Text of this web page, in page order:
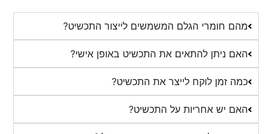
מהם חומרי הגלם המשמשים לייצור התכשיט?
האם ניתן להתאים את התכשיט באופן אישי?
כמה זמן לוקח לייצר את התכשיט?
האם יש אחריות על התכשיט?